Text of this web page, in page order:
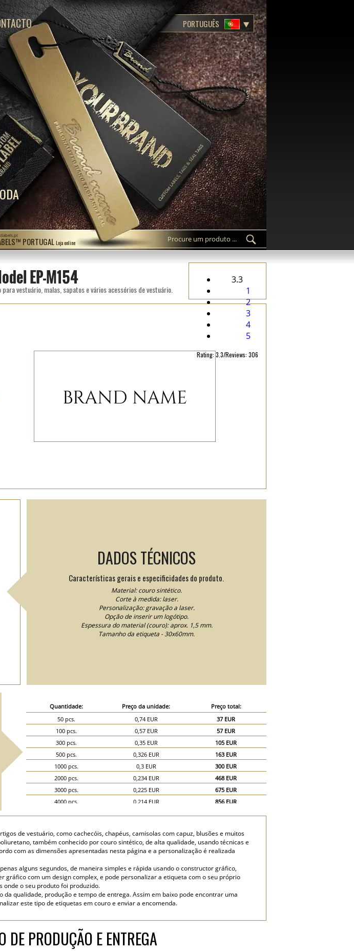
PORTUGALLoja online
PORTUGUÊS
EP-M154
vestuário, malas, sapatos e vários acessórios de vestuário.
3.3
1
2
3
4
5
Rating: 3.3/Reviews: 306
DADOS TÉCNICOS
Características gerais e especificidades do produto.
Material: couro sintético.
Corte à medida: laser.
Personalização: gravação a laser.
Opção de inserir um logótipo.
Espessura do material (couro): aprox. 1,5 mm.
Tamanho da etiqueta - 30x60mm.
Quantidade: Preço da unidade:
Preço total:
50 pcs.
0,74 EUR
37 EUR
100 pcs.
0,57 EUR
57 EUR
300 pcs.
0,35 EUR
105 EUR
500 pcs.
0,326 EUR
163 EUR
1000 pcs.
0,3 EUR
300 EUR
2000 pcs.
0,234 EUR
468 EUR
3000 pcs.
0,225 EUR
675 EUR
4000 pcs.
0,214 EUR
856 EUR
de vestuário, como cachecóis, chapéus, camisolas com capuz, blusões e muitos
também conhecido por couro sintético, de alta qualidade, usando técnicas e
com as dimensões apresentadas nesta página e a personalização é realizada
alguns segundos, de maneira simples e rápida usando o constructor gráfico,
com um design complex, e pode personalizar a etiqueta com o seu próprio
onde o seu produto foi produzido.
qualidade, produção e tempo de entrega. Assim em baixo pode encontrar uma
este tipo de etiquetas em couro e enviar a encomenda.
DE PRODUÇÃO E ENTREGA